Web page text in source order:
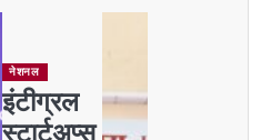
नेशनल
इंटीग्रल
स्टार्टअप्स